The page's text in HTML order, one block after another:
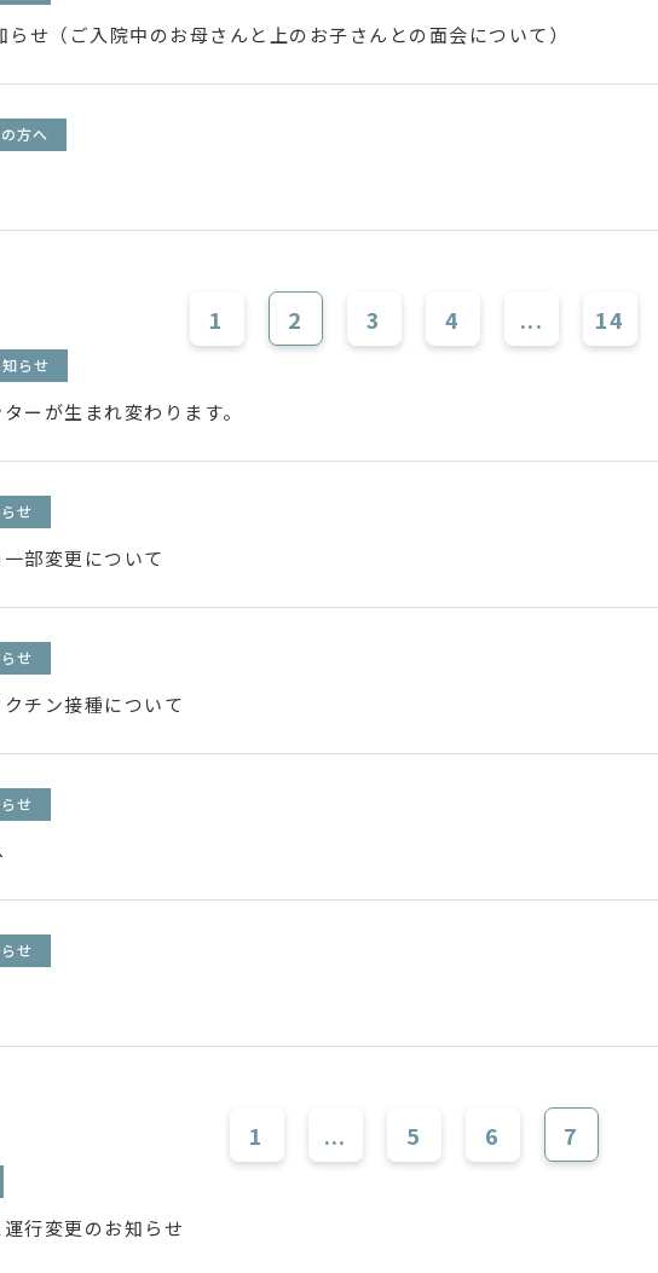
せ（ご入院中のお母さんと上のお子さんとの面会について）
方へ
1 2 3 4 ... 14
らせ
ーが生まれ変わります。
せ
部変更について
せ
チン接種について
せ
せ
1 ... 5 6 7
行変更のお知らせ